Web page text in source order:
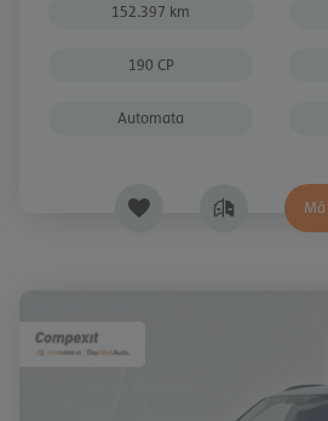
152.397 km
190 CP
Automata